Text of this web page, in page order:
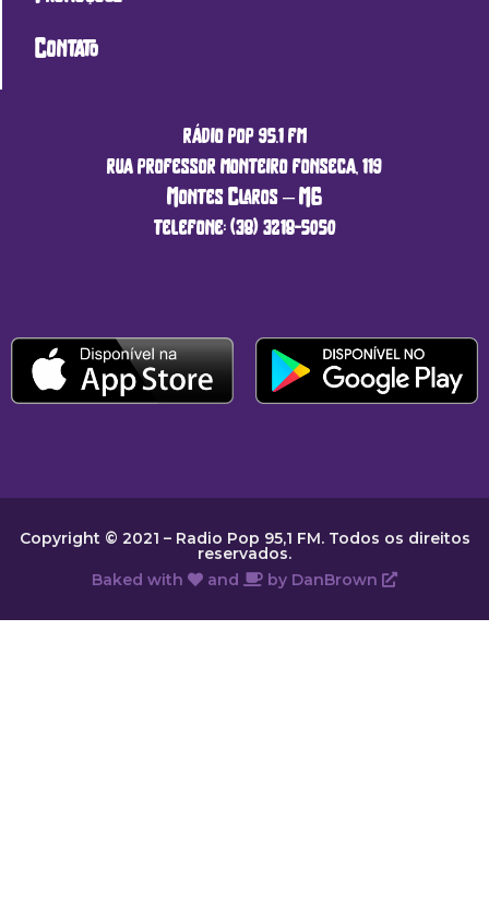
Contato
rádio pop 95.1 fm
rua professor monteiro fonseca, 119
Montes Claros – MG
telefone: (38) 3218-5050
Copyright © 2021 – Radio Pop 95,1 FM. Todos os direitos
reservados.
Baked with
and by DanBrown